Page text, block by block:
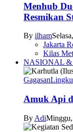
Menhub
Resmikan
By ilham
Jakarta
Kilas
NASIONAL
Gagasan
Amuk Api
By Adi